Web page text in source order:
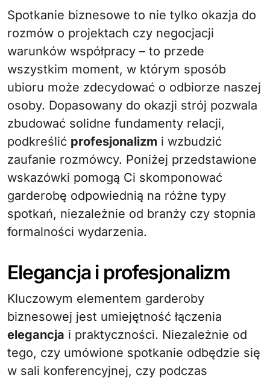
Spotkanie biznesowe to nie tylko okazja do
rozmów o projektach czy negocjacji
warunków współpracy – to przede
wszystkim moment, w którym sposób
ubioru może zdecydować o odbiorze naszej
osoby. Dopasowany do okazji strój pozwala
zbudować solidne fundamenty relacji,
podkreślić profesjonalizm i wzbudzić
zaufanie rozmówcy. Poniżej przedstawione
wskazówki pomogą Ci skomponować
garderobę odpowiednią na różne typy
spotkań, niezależnie od branży czy stopnia
formalności wydarzenia.
Elegancja i profesjonalizm
Kluczowym elementem garderoby
biznesowej jest umiejętność łączenia
elegancja i praktyczności. Niezależnie od
tego, czy umówione spotkanie odbędzie się
w sali konferencyjnej, czy podczas